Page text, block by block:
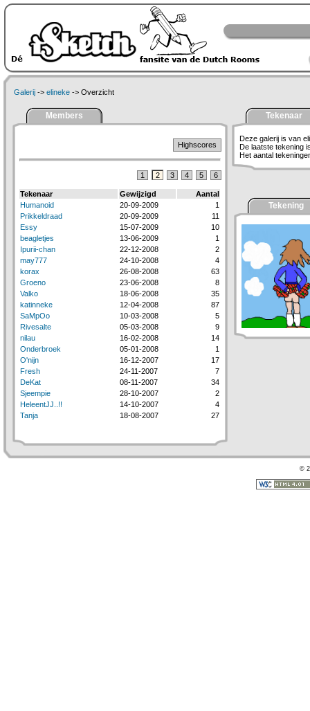
Galerij -> elineke -> Overzicht
Members
Highscores
1 2 3 4 5 6
Tekenaar Gewijzigd
Aantal
Humanoid
20-09-2009
1
Prikkeldraad
20-09-2009
11
Essy
15-07-2009
10
beagletjes
13-06-2009
1
Ipurii-chan
22-12-2008
2
may777
24-10-2008
4
korax
26-08-2008
63
Groeno
23-06-2008
8
Valko
18-06-2008
35
katinneke
12-04-2008
87
SaMpOo
10-03-2008
5
Rivesalte
05-03-2008
9
nilau
16-02-2008
14
Onderbroek
05-01-2008
1
O'nijn
16-12-2007
17
Fresh
24-11-2007
7
DeKat
08-11-2007
34
Sjeempie
28-10-2007
2
HeleentJJ..!!
14-10-2007
4
Tanja
18-08-2007 27
Tekenaar
Deze galerij is van
De laatste tekening
Het aantal
Tekening
©